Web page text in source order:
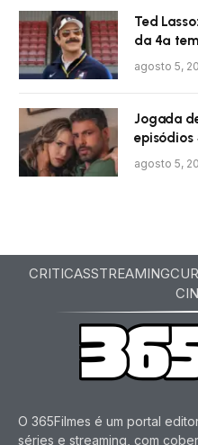
Ted
da 4ª
agosto 5,
Jogada
episódios
agosto 5,
CRITICASSTREAMING
O 365Filmes é um portal
séries e streaming, com